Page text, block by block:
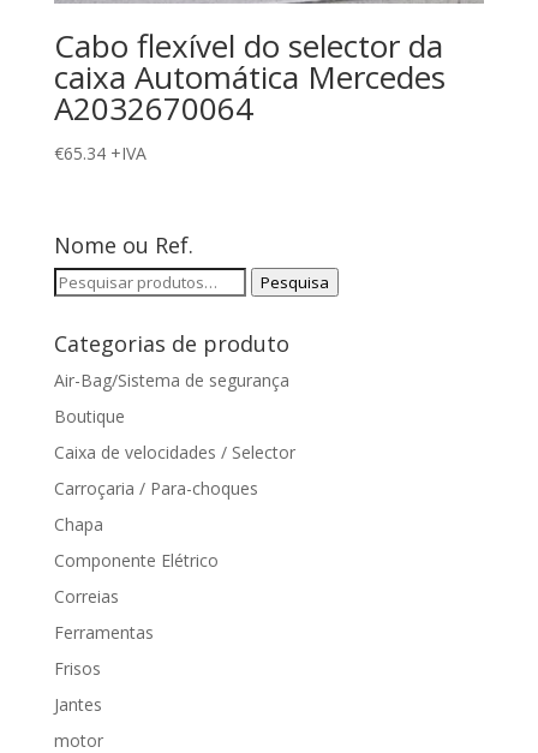
Cabo flexível do selector da
caixa Automática Mercedes
A2032670064
€65.34 +IVA
Nome ou Ref.
Pesquisar
Pesquisa
Categorias de produto
Air-Bag/Sistema de segurança
Boutique
Caixa de velocidades / Selector
Carroçaria / Para-choques
Chapa
Componente Elétrico
Correias
Ferramentas
Frisos
Jantes
motor